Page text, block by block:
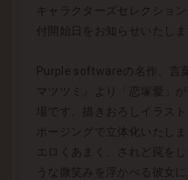
キャラクターズセレクショ
付開始日をお知らせいたしま
Purple softwareの名作、言
マツツミ』より「恋塚愛」
場です。描きおろしイラス
ポージングで立体化いたしま
エロくあまく、されど罠を
うな微笑みを浮かべる彼女